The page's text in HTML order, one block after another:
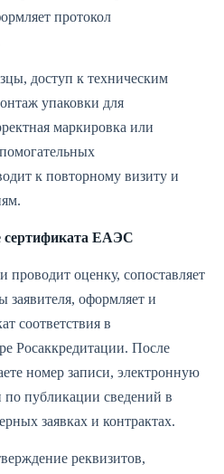
протокол
доступ к техническим
упаковки для
маркировка или
к повторному визиту и
сертификата ЕАЭС
оценку, сопоставляет
заявителя, оформляет и
соответствия в
Росаккредитации. После
номер записи, электронную
публикации сведений в
заявках и контрактах.
реквизитов,